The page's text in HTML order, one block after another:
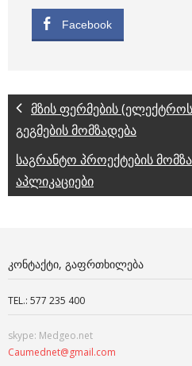
Facebook
მზის ფერმების
გეგმების მომზადება
საგრანტო პროექტების
აპლიკაციები
ᲙᲝᲜᲢᲐᲥᲢᲘ, ᲒᲐᲤᲠᲗᲮᲘᲚᲔᲑᲐ
TEL.: 577 235 400
skype: Medgeo.net
Caumednet@gmail.com